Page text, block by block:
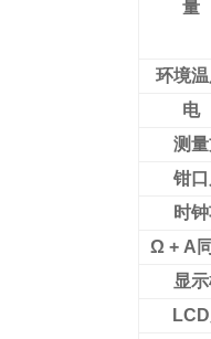
量
环境
电
测
钳
时
Ω + A
显
LCD